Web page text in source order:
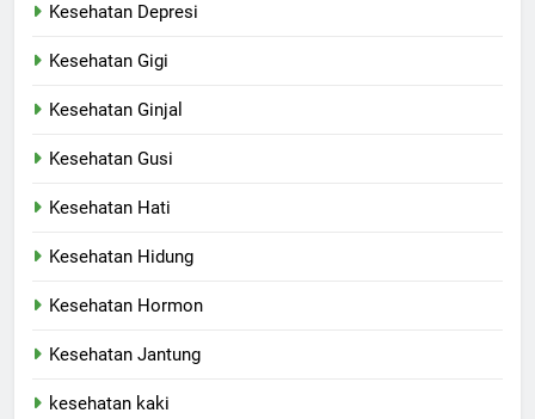
Kesehatan Depresi
Kesehatan Gigi
Kesehatan Ginjal
Kesehatan Gusi
Kesehatan Hati
Kesehatan Hidung
Kesehatan Hormon
Kesehatan Jantung
kesehatan kaki